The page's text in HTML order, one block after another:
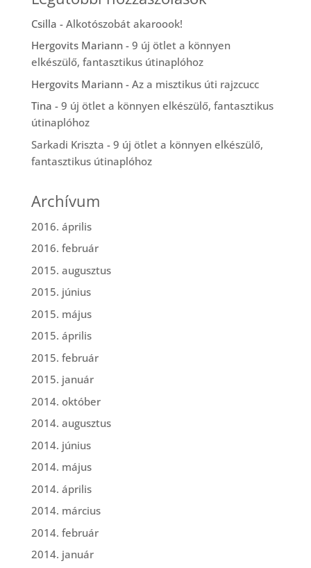
Csilla - Alkotószobát akaroook!
Hergovits Mariann- 9 új ötlet a könnyen
elkészülő, fantasztikus útinaplóhoz
Hergovits Mariann- Az a misztikus úti rajzcucc
Tina - 9 új ötlet a könnyen elkészülő, fantasztikus
útinaplóhoz
Sarkadi Kriszta - 9 új ötlet a könnyen elkészülő,
fantasztikus útinaplóhoz
Archívum
2016. április
2016. február
2015. augusztus
2015. június
2015. május
2015. április
2015. február
2015. január
2014. október
2014. augusztus
2014. június
2014. május
2014. április
2014. március
2014. február
2014. január